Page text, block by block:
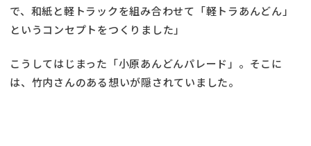
で、和紙と軽トラックを組み合わせて「軽トラあんどん」
というコンセプトをつくりました」
こうしてはじまった「小原あんどんパレード」。そこに
は、竹内さんのある想いが隠されていました。